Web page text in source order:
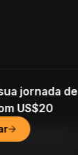
rights reserved.
jornada de
US$20